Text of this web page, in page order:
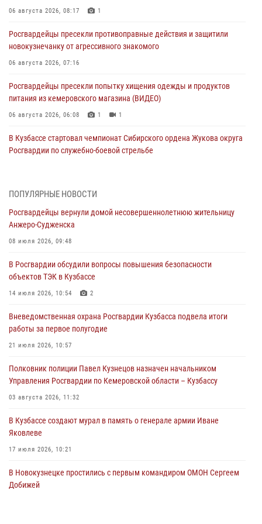
06 августа 2026, 08:17 1
Росгвардейцы пресекли противоправные действия и защитили
новокузнечанку от агрессивного знакомого
06 августа 2026, 07:16
Росгвардейцы пресекли попытку хищения одежды и продуктов
питания из кемеровского магазина (ВИДЕО)
06 августа 2026, 06:08 1 1
В Кузбассе стартовал чемпионат Сибирского ордена Жукова округа
Росгвардии по служебно-боевой стрельбе
Росгвардейцы задержали в Кемерове дебошира, устроившего
05 августа 2026, 09:30
Росгвардейцы задержали участника драки, причинившего побои
05 августа 2026, 08:50
Росгвардейцы пресекли нарушение общественного порядка на
Росгвардейцы в Юрге пресекли попытку проникновения на
ПОПУЛЯРНЫЕ НОВОСТИ
Росгвардейцы вернули домой несовершеннолетнюю жительницу
Анжеро-Судженска
08 июля 2026, 09:48
В Росгвардии обсудили вопросы повышения безопасности
объектов ТЭК в Кузбассе
14 июля 2026, 10:54 2
Вневедомственная охрана Росгвардии Кузбасса подвела итоги
работы за первое полугодие
21 июля 2026, 10:57
Полковник полиции Павел Кузнецов назначен начальником
Управления Росгвардии по Кемеровской области – Кузбассу
03 августа 2026, 11:32
В Кузбассе создают мурал в память о генерале армии Иване
Яковлеве
17 июля 2026, 10:21
В Новокузнецке простились с первым командиром ОМОН Сергеем
Добижей